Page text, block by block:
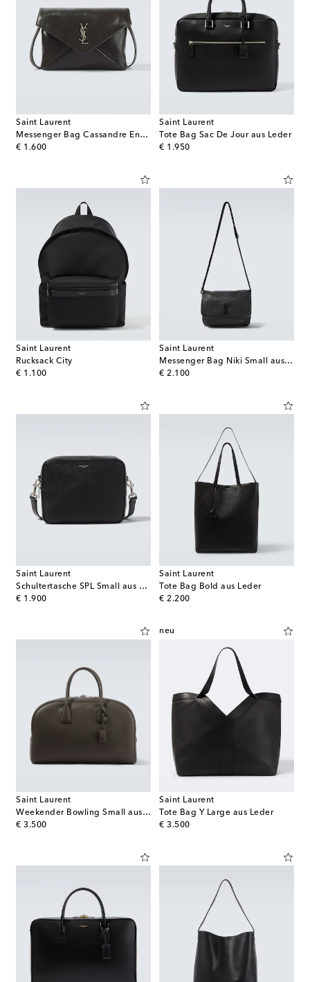
Saint Laurent
Messenger Bag Cassandre Envelope aus Leder
€ 1.600
original price
Saint Laurent
Tote Bag Sac De Jour aus Leder
€ 1.950
original price
Saint Laurent
Rucksack City
€ 1.100
original price
Saint Laurent
Messenger Bag Niki Small aus Leder
€ 2.100
original price
Saint Laurent
Schultertasche SPL Small aus Leder
€ 1.900
original price
Saint Laurent
Tote Bag Bold aus Leder
€ 2.200
original price
Saint Laurent
Weekender Bowling Small aus Leder
€ 3.500
original price
neu
Saint Laurent
Tote Bag Y Large aus Leder
€ 3.500
original price